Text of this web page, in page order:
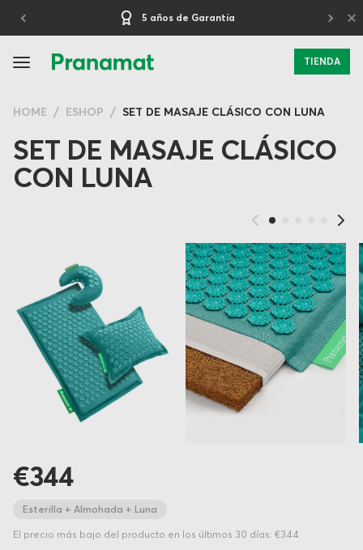
5 años de Garantía ×
TIENDA
HOME ESHOP SET DE MASAJE CLÁSICO CON LUNA
SET DE MASAJE CLÁSICO
CON LUNA
€344
Esterilla + Almohada + Luna
El precio más bajo del producto en los últimos 30 días: €344